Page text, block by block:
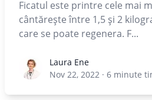
Ficatul este printre cele mai
cântăreşte între 1,5 şi 2
care se poate regenera. F...
Laura EneLaura Ene
Nov 22, 2022 · 6 minute